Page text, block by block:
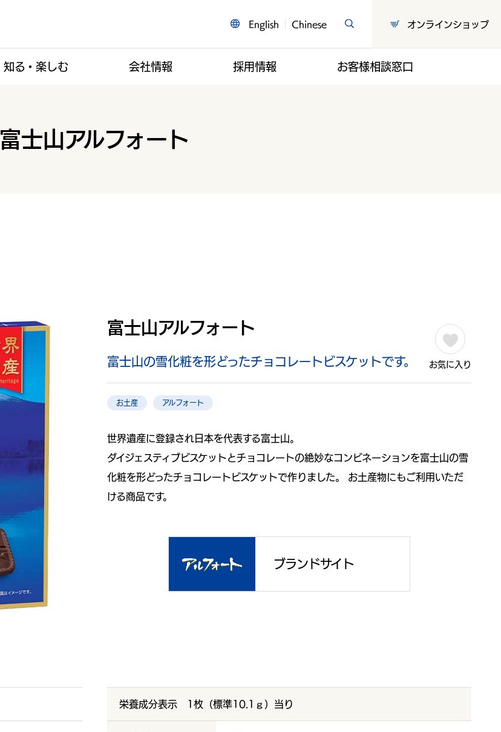
English Chinese オンラインショップ
知る・楽しむ 会社情報 採用情報 お客様相談窓口
富士山アルフォート
富士山アルフォート
富士山の雪化粧を形どったチョコレートビスケットです。 お気に入り
お土産 アルフォート
世界遺産に登録され日本を代表する富士山。
ダイジェスティブビスケットとチョコレートの絶妙なコンビネーションを富士山の雪
化粧を形どったチョコレートビスケットで作りました。 お土産物にもご利用いただ
ける商品です。
ブランドサイト
栄養成分表示 1枚（標準10.1ｇ）当り